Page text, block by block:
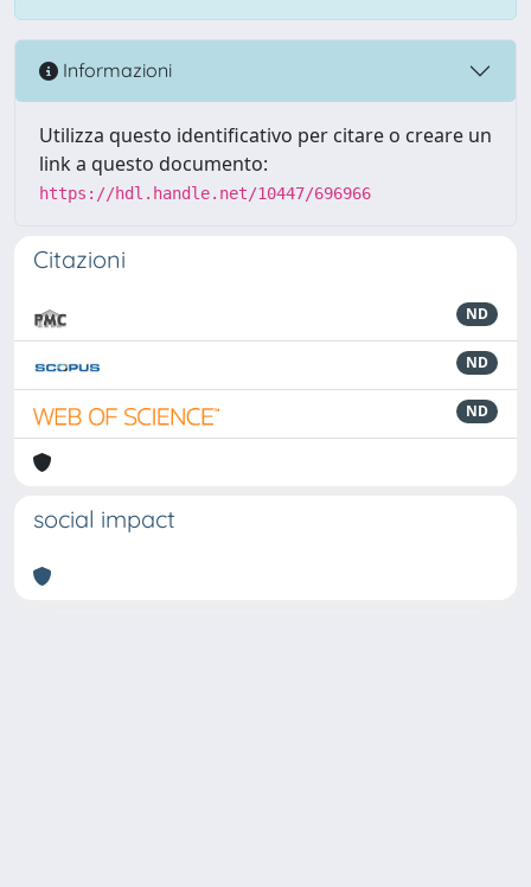
Informazioni
Utilizza questo identificativo per citare o creare un
link a questo documento:
https://hdl.handle.net/10447/696966
Citazioni
ND
ND
ND
social impact